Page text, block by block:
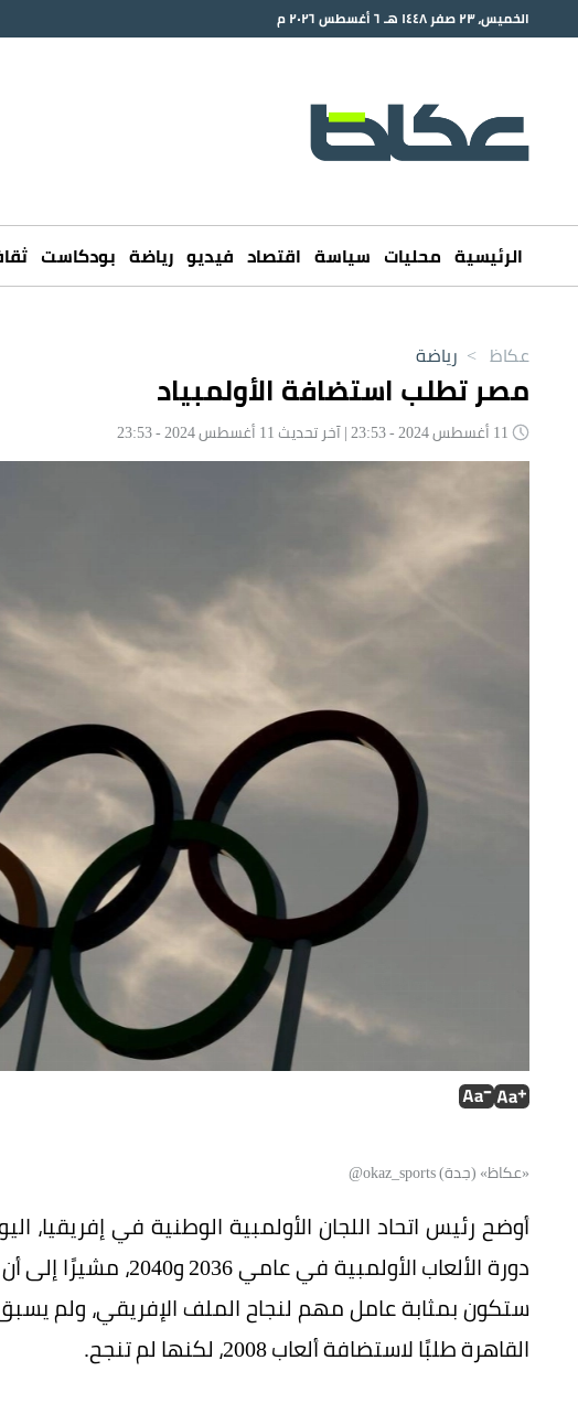
الخميس، ٢٣ صفر ١٤٤٨ هـ ٦ أغسطس ٢٠٢٦ م
الرئيسية محليات سياسة اقتصاد فيديو رياضة بودكاست
عكاظ > رياضة
مصر تطلب استضافة الأولمبياد
«عكاظ» (جدة) okaz_sports@
أوضح رئيس اتحاد اللجان الأولمبية الوطنية في
دورة الألعاب
ستكون بمثابة عامل مهم لنجاح الملف الإفريقي، ولم
القاهرة طلبًا لاستضافة ألعاب 2008، لكنها لم تنجح.